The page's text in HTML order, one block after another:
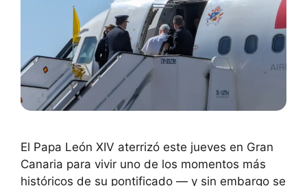
El Papa León XIV aterrizó este jueves en Gran
Canaria para vivir uno de los momentos más
históricos de su pontificado — y sin embargo se